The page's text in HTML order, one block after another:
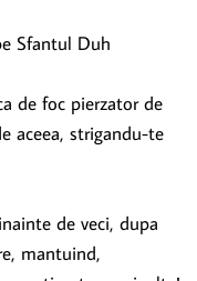
Sfantul Duh
de foc pierzator de
aceea, strigandu-te
de veci, dupa
mantuind,